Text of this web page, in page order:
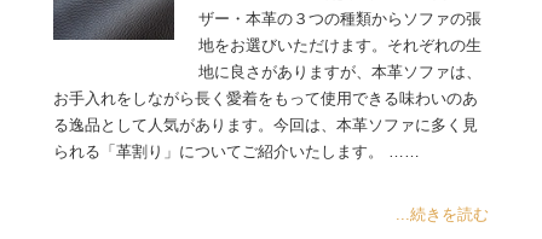
ザー・本革の３つの種類からソファの張
地をお選びいただけます。それぞれの生
地に良さがありますが、本革ソファは、
お手入れをしながら長く愛着をもって使用できる味わいのあ
る逸品として人気があります。今回は、本革ソファに多く見
られる「革割り」についてご紹介いたします。 ……
...続きを読む